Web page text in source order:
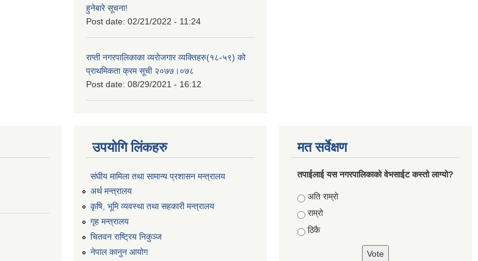
हुनेबारे सूचना!
Post date: 02/21/2022 - 11:24
राप्ती नगरपालिकाका व्यरोजगार व्यक्तिहरु(१८-५९) को
प्राथमिकता क्रम सूची २०७७।०७८
Post date: 08/29/2021 - 16:12
उपयोगि लिंकहरु
संघीय मामिला तथा सामान्य प्रशासन मन्त्रालय
अर्थ मन्त्रालय
कृषि, भूमि व्यवस्था तथा सहकारी मन्त्रालय
गृह मन्त्रालय
चितवन राष्ट्रिय निकुञ्ज
नेपाल कानुन आयोग
मत सर्वेक्षण
तपाईलाई यस नगरपालिकाको वेभसाईट कस्तो लाग्यो?
Choices
अति राम्रो
राम्रो
ठिकै